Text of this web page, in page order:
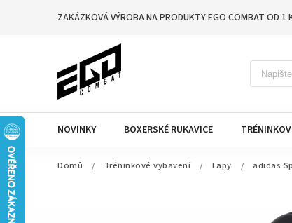
ZAKÁZKOVÁ VÝROBA NA PRODUKTY EGO COMBAT OD
NOVINKY BOXERSKÉ RUKAVICE
Domů / Tréninkové vybavení / Lapy / adidas